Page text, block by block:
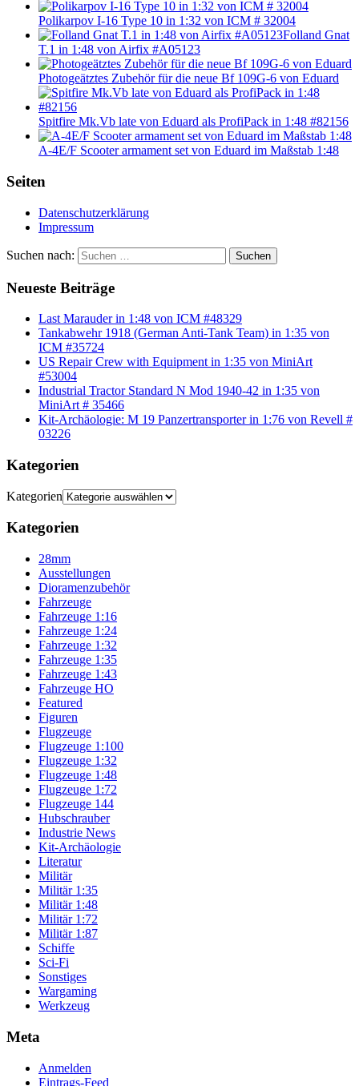
Polikarpov I-16 Type 10 in 1:32 von ICM # 32004
Folland Gnat
T.1 in 1:48 von Airfix #A05123
Photogeätztes Zubehör für die neue Bf 109G-6 von Eduard
Spitfire Mk.Vb late von Eduard als ProfiPack in 1:48 #82156
A-4E/F Scooter armament set von Eduard im Maßstab 1:48
Seiten
Datenschutzerklärung
Impressum
Suchen nach: Suchen
Neueste Beiträge
Last Marauder in 1:48 von ICM #48329
Tankabwehr 1918 (German Anti-Tank Team) in 1:35 von
ICM #35724
US Repair Crew with Equipment in 1:35 von MiniArt
#53004
Industrial Tractor Standard N Mod 1940-42 in 1:35 von
MiniArt # 35466
Kit-Archäologie: M 19 Panzertransporter in 1:76 von Revell #
03226
Kategorien
Kategorien
Kategorien
28mm
Ausstellungen
Dioramenzubehör
Fahrzeuge
Fahrzeuge 1:16
Fahrzeuge 1:24
Fahrzeuge 1:32
Fahrzeuge 1:35
Fahrzeuge 1:43
Fahrzeuge HO
Featured
Figuren
Flugzeuge
Flugzeuge 1:100
Flugzeuge 1:32
Flugzeuge 1:48
Flugzeuge 1:72
Flugzeuge 144
Hubschrauber
Industrie News
Kit-Archäologie
Literatur
Militär
Militär 1:35
Militär 1:48
Militär 1:72
Militär 1:87
Schiffe
Sci-Fi
Sonstiges
Wargaming
Werkzeug
Meta
Anmelden
Eintrags-Feed